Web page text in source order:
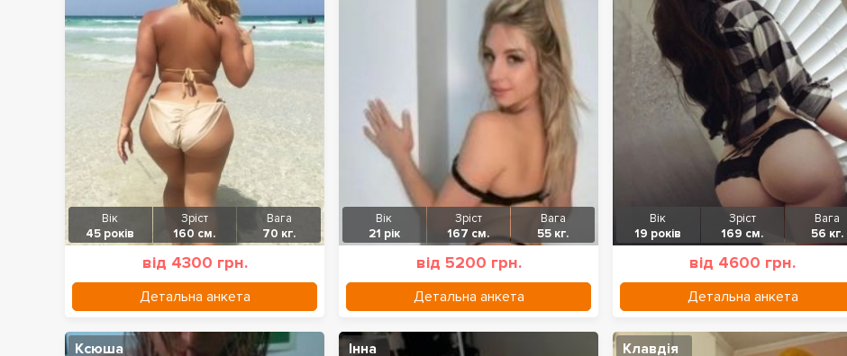
Вік
45 років
Зріст
160 см.
Вага
70 кг.
від 4300 грн.
Детальна анкета
Вік
21 рік
Зріст
167 см.
Вага
55 кг.
від 5200 грн.
Детальна анкета
Вік
19 років
Зріст
169 см.
Вага
56 кг.
від 4600 грн.
Детальна анкета
Ксюша Інна Клавдія